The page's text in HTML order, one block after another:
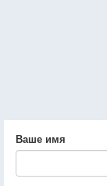
Ваше имя